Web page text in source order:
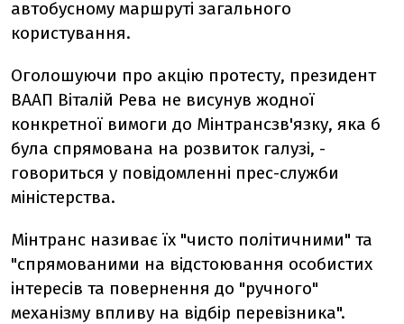
автобусному маршруті загального
користування.
Оголошуючи про акцію протесту, президент
ВААП Віталій Рева не висунув жодної
конкретної вимоги до Мінтрансзв'язку, яка б
була спрямована на розвиток галузі, -
говориться у повідомленні прес-служби
міністерства.
Мінтранс називає їх "чисто політичними" та
"спрямованими на відстоювання особистих
інтересів та повернення до "ручного"
механізму впливу на відбір перевізника".